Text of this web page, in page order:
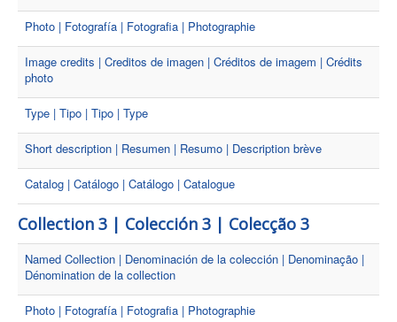
Photo | Fotografía | Fotografia | Photographie
Image credits | Creditos de imagen | Créditos de imagem | Crédits
photo
Type | Tipo | Tipo | Type
Short description | Resumen | Resumo | Description brève
Catalog | Catálogo | Catálogo | Catalogue
Collection 3 | Colección 3 | Colecção 3
Named Collection | Denominación de la colección | Denominação |
Dénomination de la collection
Photo | Fotografía | Fotografia | Photographie